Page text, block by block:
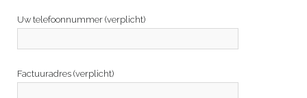
Uw telefoonnummer (verplicht)
Factuuradres (verplicht)